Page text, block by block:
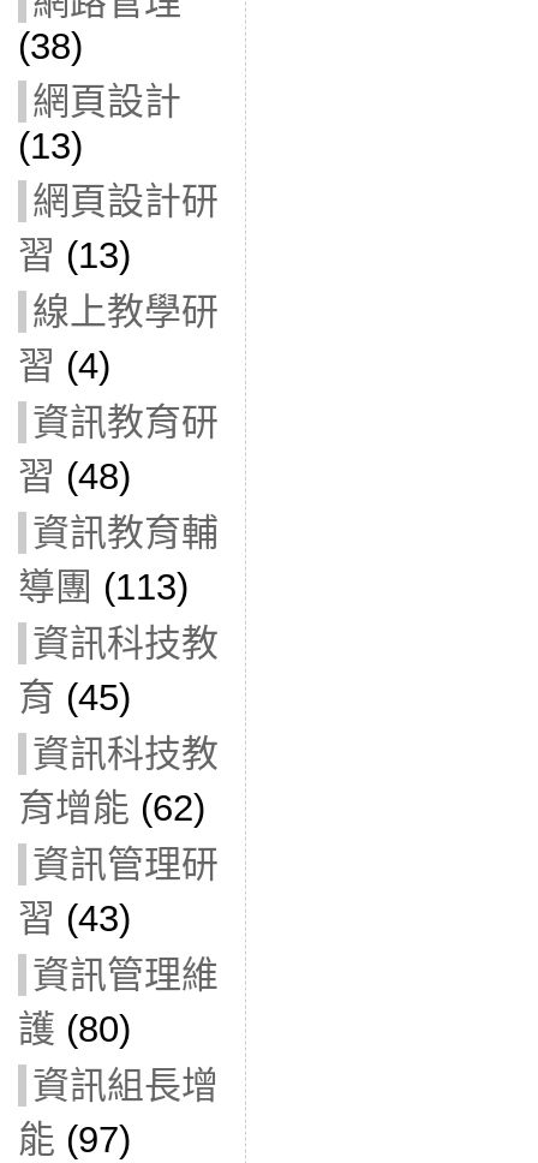
(38)
網頁設計
(13)
網頁設計研
習 (13)
線上教學研
習 (4)
資訊教育研
習 (48)
資訊教育輔
導團 (113)
資訊科技教
育 (45)
資訊科技教
育增能 (62)
資訊管理研
習 (43)
資訊管理維
護 (80)
資訊組長增
能 (97)